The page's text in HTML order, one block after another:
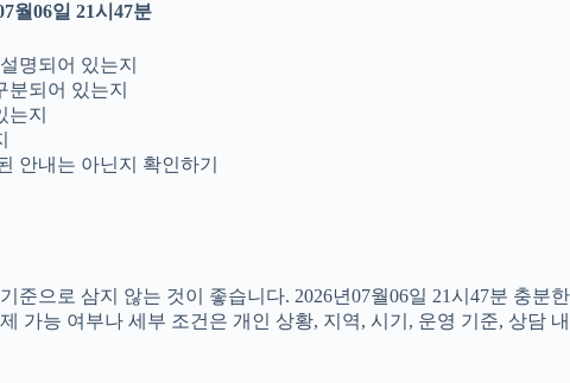
월06일 21시47분
명되어 있는지
되어 있는지
지
안내는 아닌지 확인하기
준으로 삼지 않는 것이 좋습니다. 2026년07월06일 21시47분 충
가능 여부나 세부 조건은 개인 상황, 지역, 시기, 운영 기준, 상담